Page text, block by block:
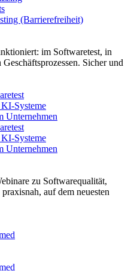
(Barrierefreiheit)
im Softwaretest, in
Sicher und
Systeme
Unternehmen
Systeme
Unternehmen
zu Softwarequalität,
auf dem neuesten